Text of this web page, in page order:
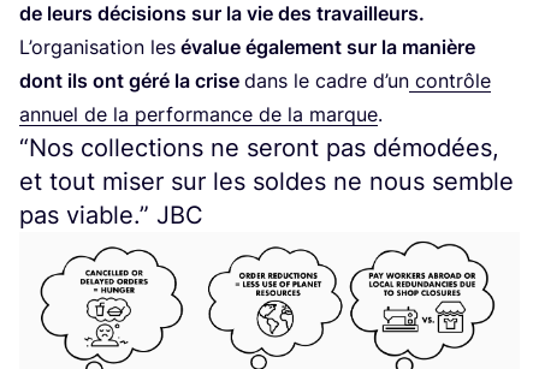
de leurs déci­sions sur la vie des tra­vailleurs.
L’or­ga­ni­sa­tion les éva­lue éga­le­ment sur la manière
dont ils ont géré la crise dans le cadre d’un contrôle
annuel de la per­for­mance de la marque.
“Nos collections ne seront pas démodées,
et tout miser sur les soldes ne nous semble
pas viable.” JBC